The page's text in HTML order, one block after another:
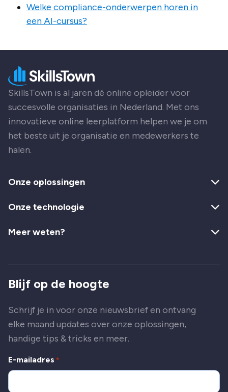
Welke compliance-onderwerpen horen in
een AI-cursus?
SkillsTown is al jaren dé online opleider voor
succesvolle organisaties in Nederland. Met ons
innovatieve online leerplatform helpen we je om
het beste uit je organisatie en medewerkers te
halen.
Onze oplossingen
Onze technologie
Meer weten?
Blijf op de hoogte
Schrijf je in voor onze nieuwsbrief en ontvang
elke maand updates over onze oplossingen,
handige tips & tricks en meer.
E-mailadres *